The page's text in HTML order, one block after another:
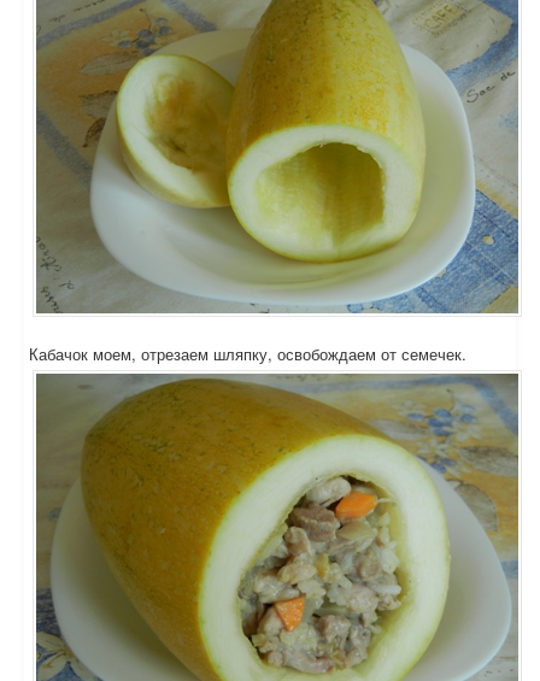
Кабачок моем, отрезаем шляпку, освобождаем от семечек.